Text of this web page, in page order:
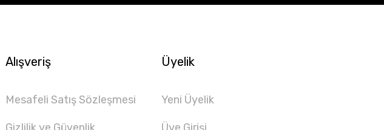
Alışveriş
Mesafeli Satış Sözleşmesi
Üyelik
Yeni Üyelik